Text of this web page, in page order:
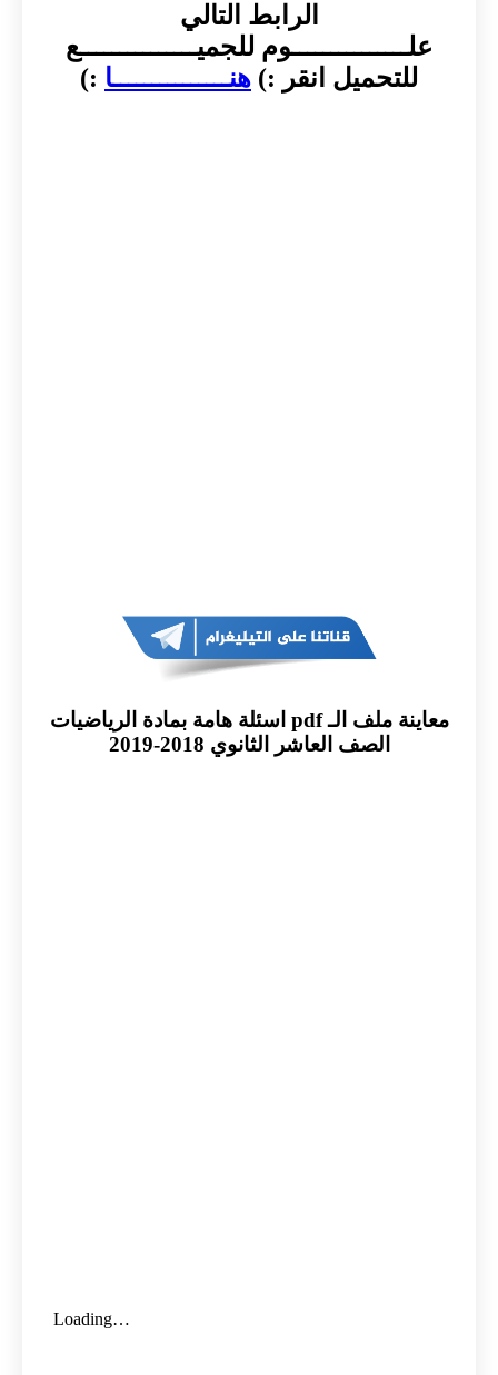
الرابط التالي
علـــــــــــــــوم للجميـــــــــــــــع
للتحميل انقر :) هنـــــــــــــــا :)
معاينة ملف الـ pdf اسئلة هامة بمادة الرياضيات
الصف العاشر الثانوي 2018-2019